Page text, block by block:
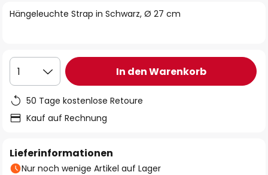
Hängeleuchte Strap in Schwarz, Ø 27 cm
1 In den Warenkorb
50 Tage kostenlose Retoure
Kauf auf Rechnung
Lieferinformationen
Nur noch wenige Artikel auf Lager